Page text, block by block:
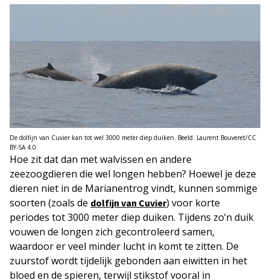
De dolfijn van Cuvier kan tot wel 3000 meter diep duiken. Beeld: Laurent Bouveret/CC
BY-SA 4.0.
Hoe zit dat dan met walvissen en andere
zeezoogdieren die wel longen hebben? Hoewel je deze
dieren niet in de Marianentrog vindt, kunnen sommige
soorten (zoals de dolfijn van Cuvier) voor korte
periodes tot 3000 meter diep duiken. Tijdens zo’n duik
vouwen de longen zich gecontroleerd samen,
waardoor er veel minder lucht in komt te zitten. De
zuurstof wordt tijdelijk gebonden aan eiwitten in het
bloed en de spieren, terwijl stikstof vooral in